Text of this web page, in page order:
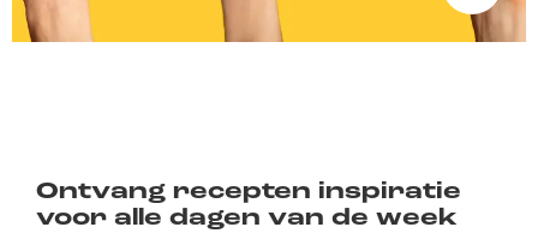
Ontvang recepten inspiratie
voor alle dagen van de week